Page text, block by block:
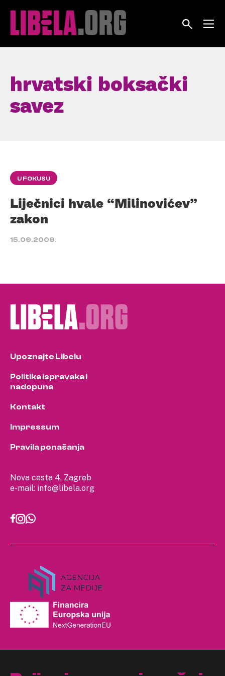
hrvatski boksački
savez
U FOKUSU
Liječnici hvale “Milinovićev”
zakon
15.09.2009.
Nova cesta 4, Zagreb
e-mail: info@libela.org
Upoznajte Libelu
Politika ispravaka i
nadopuna
Kontakt
Impressum
Pravila ponašanja